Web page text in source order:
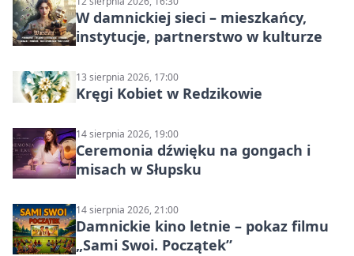
W damnickiej sieci – mieszkańcy,
instytucje, partnerstwo w kulturze
13 sierpnia 2026, 17:00
Kręgi Kobiet w Redzikowie
14 sierpnia 2026, 19:00
Ceremonia dźwięku na gongach i
misach w Słupsku
14 sierpnia 2026, 21:00
Damnickie kino letnie – pokaz filmu
„Sami Swoi. Początek”